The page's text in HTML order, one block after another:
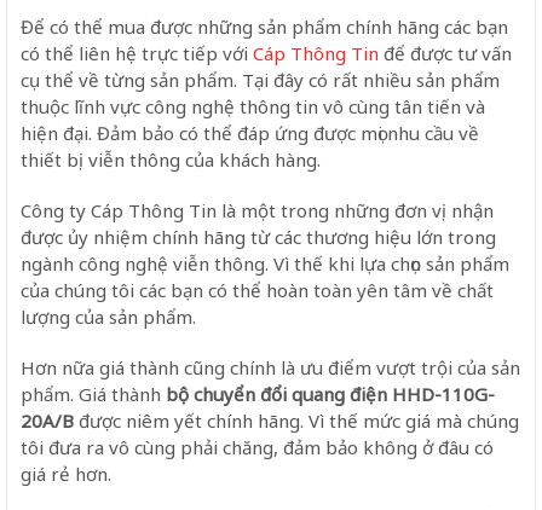
Để có thể mua được những sản phẩm chính hãng các bạn
có thể liên hệ trực tiếp với Cáp Thông Tin để được tư vấn
cụ thể về từng sản phẩm. Tại đây có rất nhiều sản phẩm
thuộc lĩnh vực công nghệ thông tin vô cùng tân tiến và
hiện đại. Đảm bảo có thể đáp ứng được mọi nhu cầu về
thiết bị viễn thông của khách hàng.
Công ty Cáp Thông Tin là một trong những đơn vị nhận
được ủy nhiệm chính hãng từ các thương hiệu lớn trong
ngành công nghệ viễn thông. Vì thế khi lựa chọn sản phẩm
của chúng tôi các bạn có thể hoàn toàn yên tâm về chất
lượng của sản phẩm.
Hơn nữa giá thành cũng chính là ưu điểm vượt trội của sản
phẩm. Giá thành bộ chuyển đổi quang điện HHD-110G-
20A/B được niêm yết chính hãng. Vì thế mức giá mà chúng
tôi đưa ra vô cùng phải chăng, đảm bảo không ở đâu có
giá rẻ hơn.